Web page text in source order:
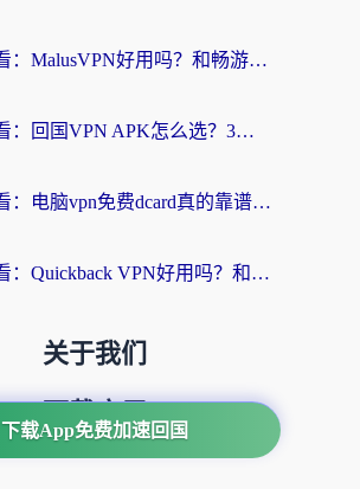
海外党必看：MalusVPN好用吗？和畅游VPN对比哪个回国效果更好？附穿梭飞鱼神龟真实体验
海外党必看：回国VPN APK怎么选？3步教你无缝刷国内剧玩国服
海外党必看：电脑vpn免费dcard真的靠谱吗？教你选对回国加速器无缝访问国内资源
海外党必看：Quickback VPN好用吗？和小黑牛VPN对比哪个回国效果更好？附真实体验+避坑指南
下载App免费加速回国
关于我们
下载应用